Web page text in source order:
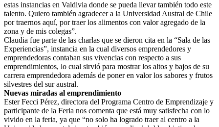
estas instancias en Valdivia donde se pueda llevar también todo este
talento. Quiero también agradecer a la Universidad Austral de Chile
por traernos aquí, por traer los alimentos con valor agregado de la
zona y de mis colegas”.
Claudia fue parte de las charlas que se dieron cita en la “Sala de las
Experiencias”, instancia en la cual diversos emprendedores y
emprendedoras contaban sus vivencias con respecto a sus
emprendimientos, lo cual sirvió para mostrar los altos y bajos de su
carrera emprendedora además de poner en valor los sabores y frutos
silvestres del sur austral.
Nuevas miradas al emprendimiento
Ester Fecci Pérez, directora del Programa Centro de Emprendizaje y
participante de la Feria nos comenta que está muy satisfecha con lo
vivido en la feria, ya que “no solo ha logrado traer al centro a la